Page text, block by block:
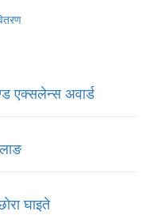
एक्सलेन्स अवार्ड
घाइते